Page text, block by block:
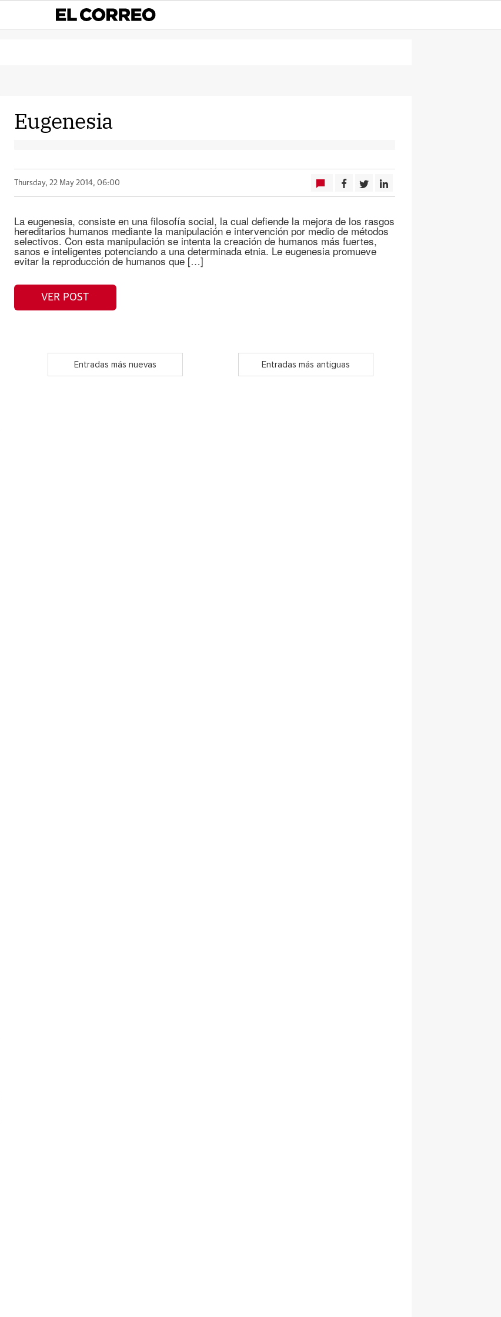
Eugenesia
Thursday, 22 May 2014, 06:00
La eugenesia, consiste en una filosofía social, la cual defiende la mejora de los rasgos
hereditarios humanos mediante la manipulación e intervención por medio de métodos
selectivos. Con esta manipulación se intenta la creación de humanos más fuertes,
sanos e inteligentes potenciando a una determinada etnia. Le eugenesia promueve
evitar la reproducción de humanos que […]
VER POST
Entradas más nuevas Entradas más antiguas